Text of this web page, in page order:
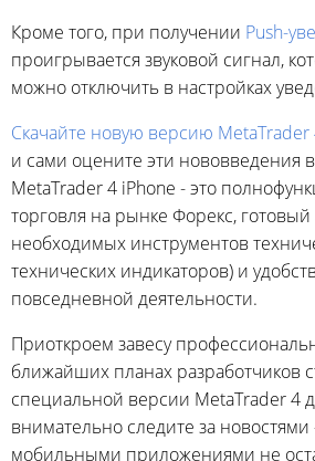
Кроме того, при получении Push-
проигрывается звуковой сигнал,
можно отключить в настройках
Скачайте новую версию MetaTrader
и сами оцените эти нововведения
MetaTrader 4 iPhone - это
торговля на рынке Форекс,
необходимых инструментов
технических индикаторов) и
повседневной деятельности.
Приоткроем завесу
ближайших планах разработчиков
специальной версии MetaTrader 4
внимательно следите за новостями
мобильными приложениями не